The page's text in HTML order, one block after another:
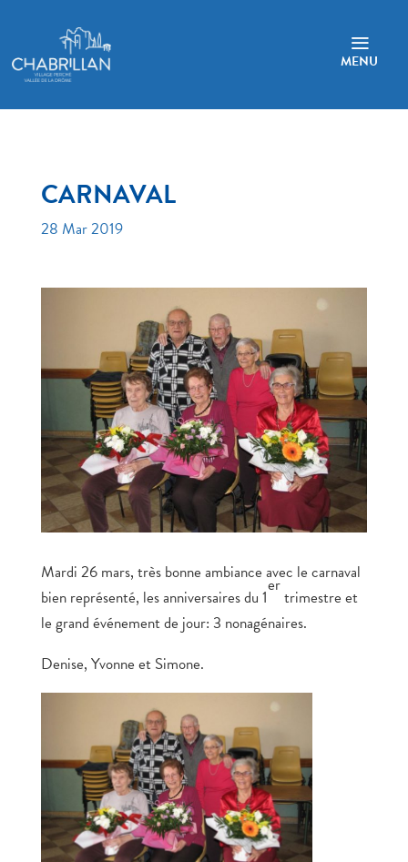
a
MENU
CARNAVAL
28 Mar 2019
Mardi 26 mars, très bonne ambiance avec le carnaval
bien représenté, les anniversaires du 1
er
trimestre et
le grand événement de jour: 3 nonagénaires.
Denise, Yvonne et Simone.